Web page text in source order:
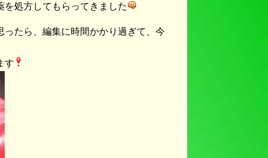
処方してもらってきました
たら、編集に時間かかり過ぎて、今
す